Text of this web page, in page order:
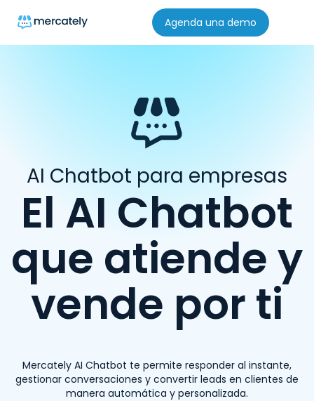
Agenda una demo
AI Chatbot para empresas
El AI Chatbot
que atiende y
vende por ti
Mercately AI Chatbot te permite responder al instante,
gestionar conversaciones y convertir leads en clientes de
manera automática y personalizada.